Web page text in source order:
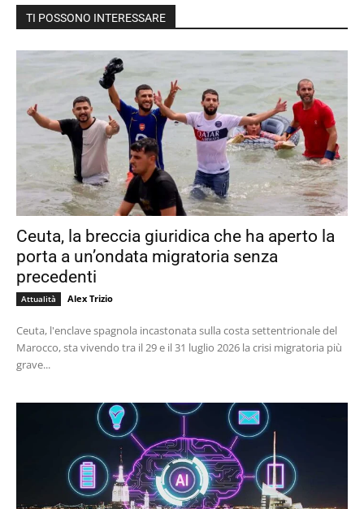
TI POSSONO INTERESSARE
Ceuta, la breccia giuridica che ha aperto la
porta a un’ondata migratoria senza
precedenti
Attualità Alex Trizio
Ceuta, l'enclave spagnola incastonata sulla costa settentrionale del
Marocco, sta vivendo tra il 29 e il 31 luglio 2026 la crisi migratoria più
grave...